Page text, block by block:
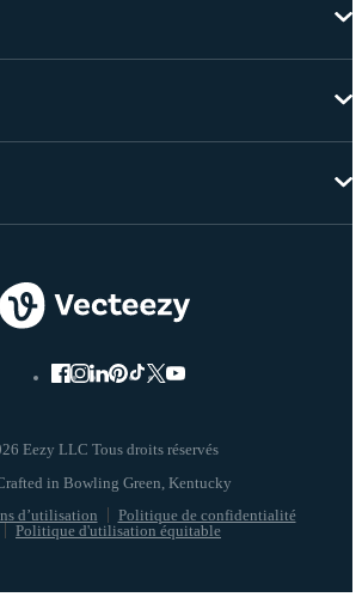
Eezy LLC Tous droits réservés
d’utilisation
Politique de confidentialité
Politique d'utilisation équitable